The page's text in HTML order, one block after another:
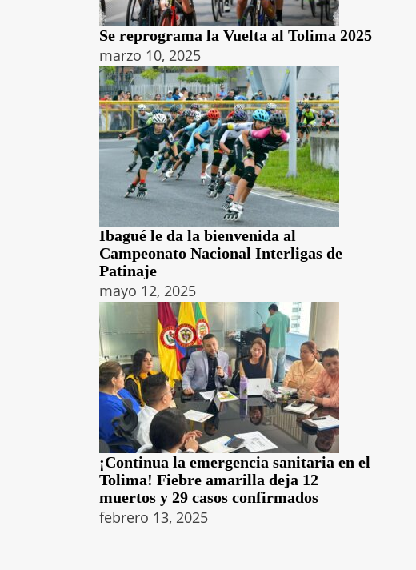
Se reprograma la Vuelta al Tolima 2025
marzo 10, 2025
Ibagué le da la bienvenida al
Campeonato Nacional Interligas de
Patinaje
mayo 12, 2025
¡Continua la emergencia sanitaria en el
Tolima! Fiebre amarilla deja 12
muertos y 29 casos confirmados
febrero 13, 2025